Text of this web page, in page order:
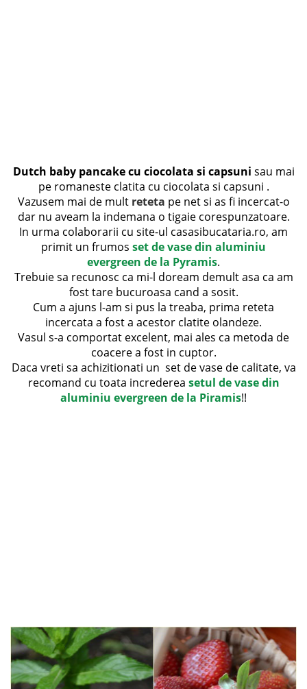
Dutch baby pancake cu ciocolata si capsuni sau mai
pe romaneste clatita cu ciocolata si capsuni .
Vazusem mai de mult reteta pe net si as fi incercat-o
dar nu aveam la indemana o tigaie corespunzatoare.
In urma colaborarii cu site-ul casasibucataria.ro, am
primit un frumos set de vase din aluminiu
evergreen de la Pyramis.
Trebuie sa recunosc ca mi-l doream demult asa ca am
fost tare bucuroasa cand a sosit.
Cum a ajuns l-am si pus la treaba, prima reteta
incercata a fost a acestor clatite olandeze.
Vasul s-a comportat excelent, mai ales ca metoda de
coacere a fost in cuptor.
Daca vreti sa achizitionati un set de vase de calitate, va
recomand cu toata increderea setul de vase din
aluminiu evergreen de la Piramis!!